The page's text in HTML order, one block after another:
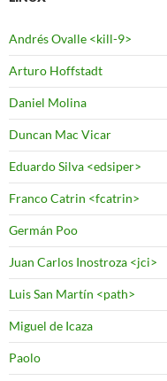
Andrés Ovalle <kill-9>
Arturo Hoffstadt
Daniel Molina
Duncan Mac Vicar
Eduardo Silva <edsiper>
Franco Catrin <fcatrin>
Germán Poo
Juan Carlos Inostroza <jci>
Luis San Martín <path>
Miguel de Icaza
Paolo